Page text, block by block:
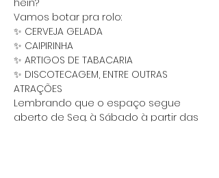
hein?
Vamos botar pra rolo:
✨ CERVEJA GELADA
✨ CAIPIRINHA
✨ ARTIGOS DE TABACARIA
✨ DISCOTECAGEM, ENTRE OUTRAS
ATRAÇÕES
Lembrando que o espaço segue
aberto de Seg. à Sábado à partir das